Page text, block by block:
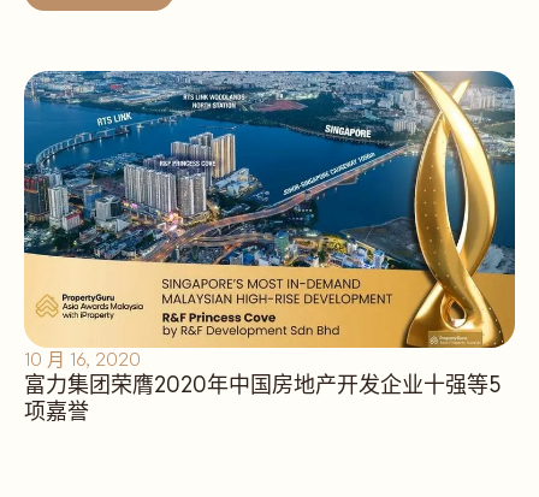
10 月 16, 2020
富力集团荣膺2020年中国房地产开发企业十强等5
项嘉誉